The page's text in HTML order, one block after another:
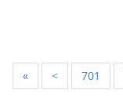
« < 701